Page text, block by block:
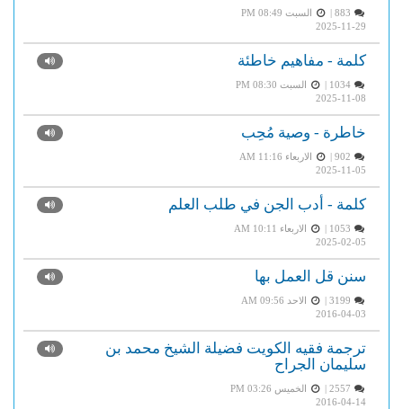
السبت PM 08:49
2025-11-29
كلمة - مفاهيم خاطئة
1034 |
السبت PM 08:30
2025-11-08
خاطرة - وصية مُحِب
الاربعاء AM 11:16
2025-11-05
كلمة - أدب الجن في طلب العلم
الاربعاء AM 10:11
2025-02-05
سنن قل العمل بها
الاحد AM 09:56
2016-04-03
ترجمة فقيه الكويت فضيلة الشيخ محمد بن
سليمان الجراح
الخميس PM 03:26
2016-04-14